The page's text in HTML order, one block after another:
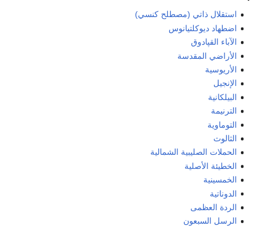
استقلال ذاتي (مصطلح كنسي)
اضطهاد ديوكلتيانوس
الآباء القپادوق
الأراضي المقدسة
الأريوسية
الإنجيل
البيلكانية
الترنيمة
التوماوية
الثالوث
الحملات الصليبية الشمالية
الخطيئة الأصلية
الخمسينية
الدوناتية
الردة العظمى
الرسل السبعون